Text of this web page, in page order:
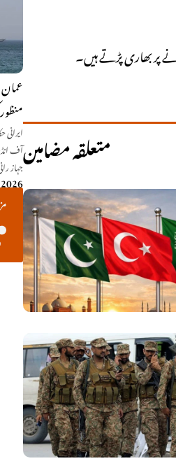
آف
جہاز
پر بھاری پڑتے ہیں۔
متعلقہ مضامین